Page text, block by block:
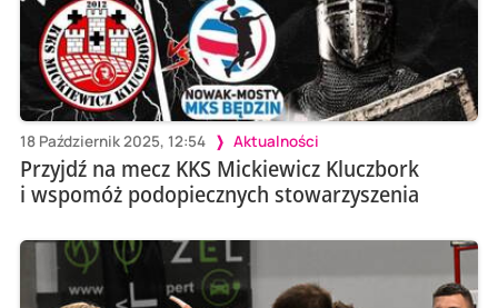
18 Październik 2025, 12:54 Aktualności
Przyjdź na mecz KKS Mickiewicz Kluczbork
i wspomóż podopiecznych stowarzyszenia